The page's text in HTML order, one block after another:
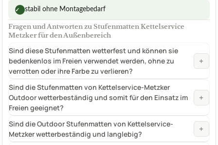
✓ stabil ohne Montagebedarf
Fragen und Antworten zu Stufenmatten Kettelservice
Metzker für den Außenbereich
Sind diese Stufenmatten wetterfest und können sie
bedenkenlos im Freien verwendet werden, ohne zu
verrotten oder ihre Farbe zu verlieren?
+
Sind die Stufenmatten von Kettelservice-Metzker
Outdoor wetterbeständig und somit für den Einsatz im
Freien geeignet?
+
Sind die Outdoor Stufenmatten von Kettelservice-
Metzker wetterbeständig und langlebig?
+